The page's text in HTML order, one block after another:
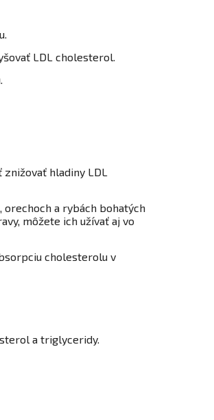
LDL cholesterol.
znižovať hladiny LDL
orechoch a rybách bohatých
môžete ich užívať aj vo
cholesterolu v
a triglyceridy.